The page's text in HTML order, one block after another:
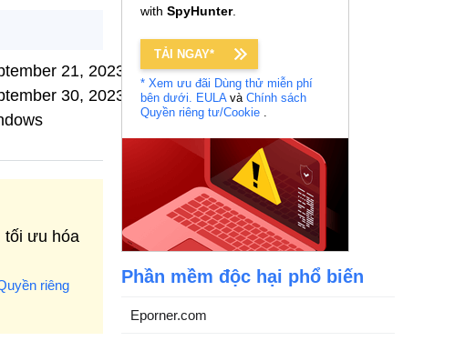
21, 2023
30, 2023
tối ưu hóa
riêng
with SpyHunter.
TẢI NGAY*
* Xem ưu đãi Dùng thử miễn phí
bên dưới. EULAvà Chính sách
Quyền riêng tư/Cookie .
Phần mềm độc hại phổ biến
Eporner.com